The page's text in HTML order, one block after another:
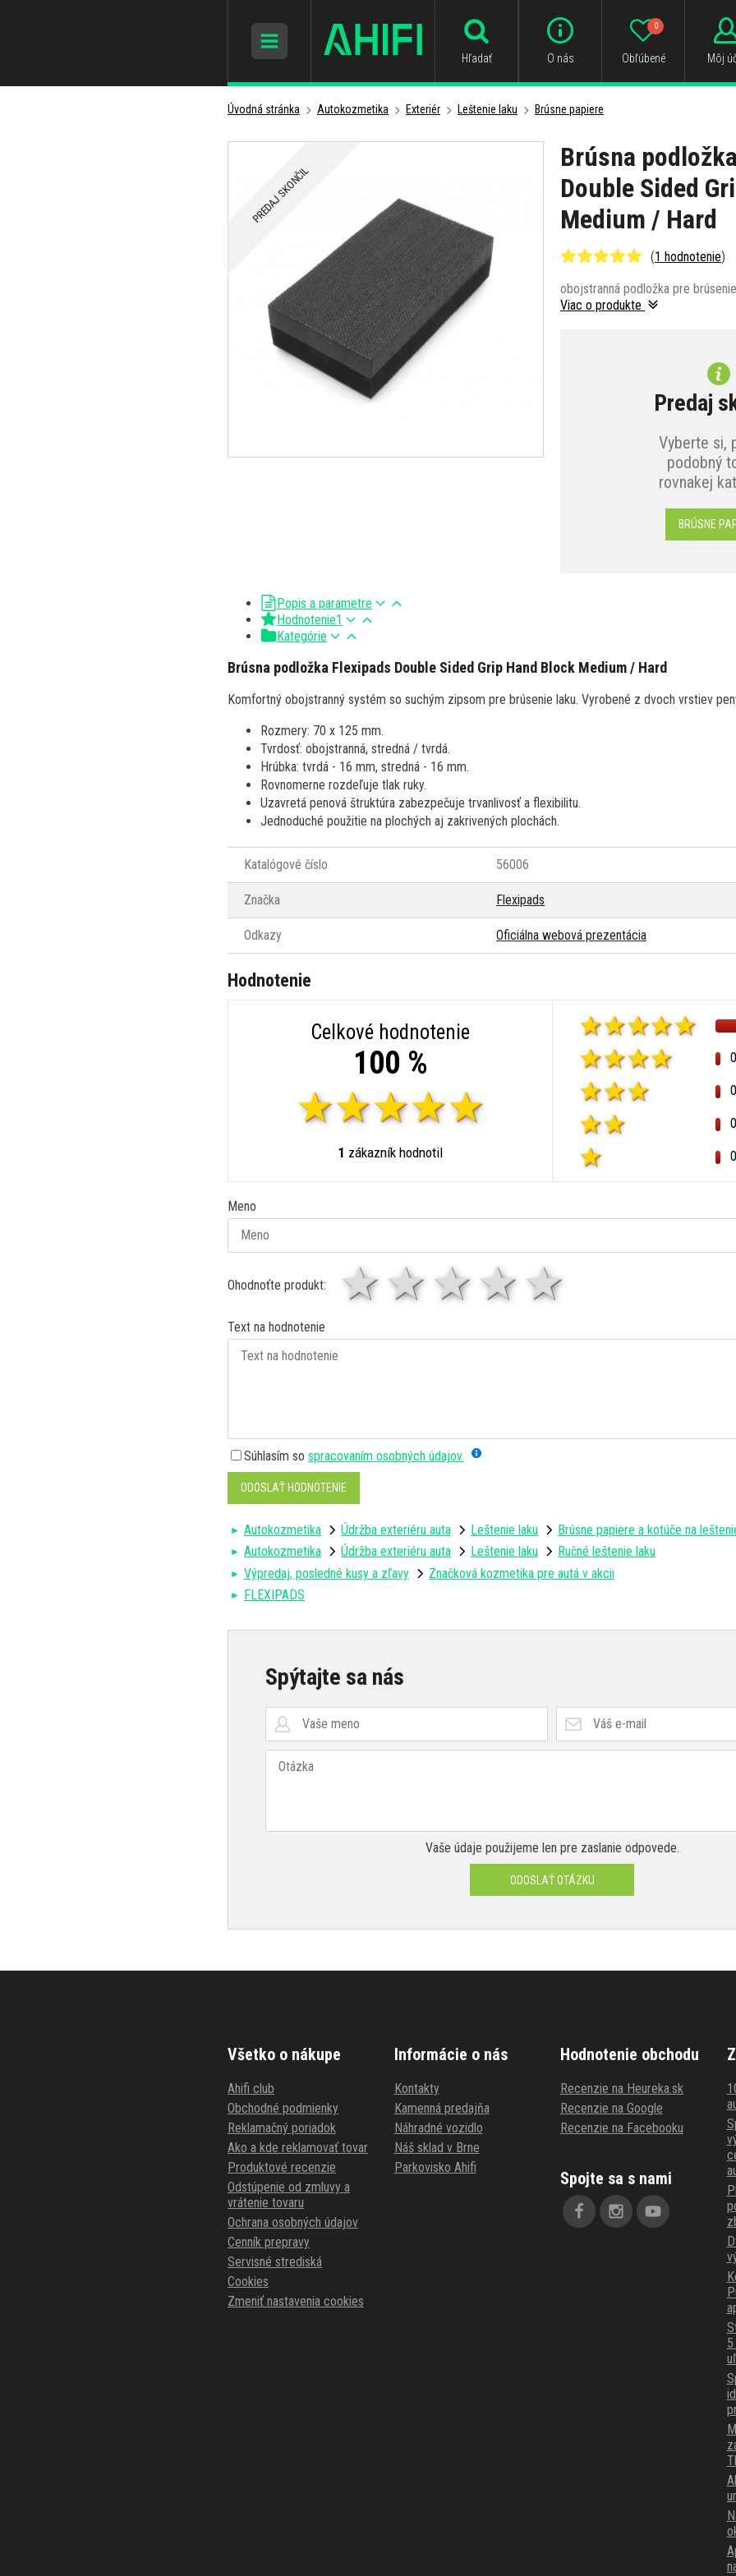
Hľadať O nás Obľúbené
0
Môj
Úvodná stránka Autokozmetika Exteriér Leštenie laku Brúsne papiere
Brúsna
Double Sided
Medium / Hard
(1 hodnotenie)
obojstranná podložka pre
Viac o produkte
Predaj
Vyberte si,
podobný
rovnakej
BRÚSNE
PREDAJ SKONČIL
Popis a parametre
Hodnotenie1
Kategórie
Brúsna podložka Flexipads Double Sided Grip Hand Block Medium / Hard
Komfortný obojstranný systém so suchým zipsom pre brúsenie laku. Vyrobené z dvoch vrstiev
Rozmery: 70 x 125 mm.
Tvrdosť: obojstranná, stredná / tvrdá.
Hrúbka: tvrdá - 16 mm, stredná - 16 mm.
Rovnomerne rozdeľuje tlak ruky.
Uzavretá penová štruktúra zabezpečuje trvanlivosť a flexibilitu.
Jednoduché použitie na plochých aj zakrivených plochách.
Katalógové číslo 56006
Značka Flexipads
Odkazy Oficiálna webová prezentácia
Hodnotenie
Celkové hodnotenie
100 %
1 zákazník hodnotil
Meno
Ohodnoťte produkt: 4 hviezdy
3 hviezdy
2 hviezdy
1 hviezda
Text na hodnotenie
Súhlasím so spracovaním osobných údajov.
ODOSLAŤ HODNOTENIE
Autokozmetika Údržba exteriéru auta Leštenie laku
Brúsne papiere a kotúče na
Autokozmetika
Údržba exteriéru auta Leštenie laku
Ručné leštenie laku
Výpredaj, posledné kusy a zľavy
Značková kozmetika pre autá v akcii
FLEXIPADS
Spýtajte sa nás
Vaše údaje použijeme len pre zaslanie odpovede.
ODOSLAŤ OTÁZKU
Všetko o nákupe
Ahifi club
Obchodné podmienky
Reklamačný poriadok
Ako a kde reklamovať tovar
Produktové recenzie
Odstúpenie od zmluvy a
vrátenie tovaru
Ochrana osobných údajov
Cenník prepravy
Servisné strediská
Cookies
Zmeniť nastavenia cookies
Informácie o nás
Kontakty
Kamenná predajňa
Náhradné vozidlo
Náš sklad v Brne
Parkovisko Ahifi
Hodnotenie obchodu
Recenzie na Heureka.sk
Recenzie na Google
Recenzie na Facebooku
Spojte sa s nami